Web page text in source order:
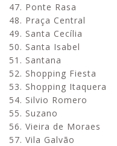
47. Ponte Rasa
48. Praça Central
49. Santa Cecília
50. Santa Isabel
51. Santana
52. Shopping Fiesta
53. Shopping Itaquera
54. Silvio Romero
55. Suzano
56. Vieira de Moraes
57. Vila Galvão